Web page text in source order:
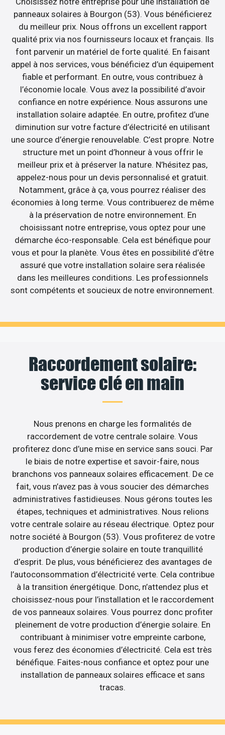
panneaux solaires à Bourgon (53). Vous bénéficierez
du meilleur prix. Nous offrons un excellent rapport
qualité prix via nos fournisseurs locaux et français. Ils
font parvenir un matériel de forte qualité. En faisant
appel à nos services, vous bénéficiez d’un équipement
fiable et performant. En outre, vous contribuez à
l’économie locale. Vous avez la possibilité d’avoir
confiance en notre expérience. Nous assurons une
installation solaire adaptée. En outre, profitez d’une
diminution sur votre facture d’électricité en utilisant
une source d’énergie renouvelable. C’est propre. Notre
structure met un point d’honneur à vous offrir le
meilleur prix et à préserver la nature. N’hésitez pas,
appelez-nous pour un devis personnalisé et gratuit.
Notamment, grâce à ça, vous pourrez réaliser des
économies à long terme. Vous contribuerez de même
à la préservation de notre environnement. En
choisissant notre entreprise, vous optez pour une
démarche éco-responsable. Cela est bénéfique pour
vous et pour la planète. Vous êtes en possibilité d’être
assuré que votre installation solaire sera réalisée
dans les meilleures conditions. Les professionnels
sont compétents et soucieux de notre environnement.
Raccordement solaire:
service clé en main
Nous prenons en charge les formalités de
raccordement de votre centrale solaire. Vous
profiterez donc d’une mise en service sans souci. Par
le biais de notre expertise et savoir-faire, nous
branchons vos panneaux solaires efficacement. De ce
fait, vous n’avez pas à vous soucier des démarches
administratives fastidieuses. Nous gérons toutes les
étapes, techniques et administratives. Nous relions
votre centrale solaire au réseau électrique. Optez pour
notre société à Bourgon (53). Vous profiterez de votre
production d’énergie solaire en toute tranquillité
d’esprit. De plus, vous bénéficierez des avantages de
l’autoconsommation d’électricité verte. Cela contribue
à la transition énergétique. Donc, n’attendez plus et
choisissez-nous pour l’installation et le raccordement
de vos panneaux solaires. Vous pourrez donc profiter
pleinement de votre production d’énergie solaire. En
contribuant à minimiser votre empreinte carbone,
vous ferez des économies d’électricité. Cela est très
bénéfique. Faites-nous confiance et optez pour une
installation de panneaux solaires efficace et sans
tracas.